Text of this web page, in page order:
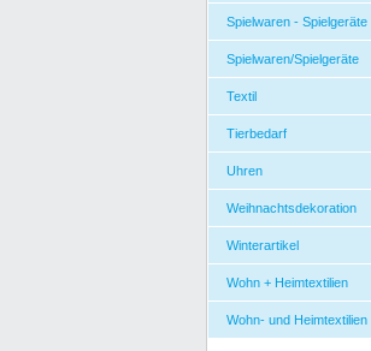
Spielwaren - Spielgeräte
Spielwaren/Spielgeräte
Textil
Tierbedarf
Uhren
Weihnachtsdekoration
Winterartikel
Wohn + Heimtextilien
Wohn- und Heimtextilien